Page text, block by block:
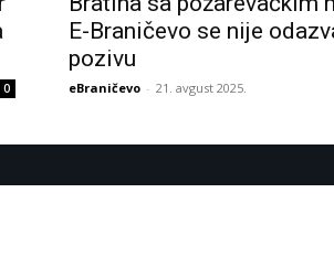
0
E-Braničevo se nije
pozivu
eBraničevo - 21. avgust 2025.